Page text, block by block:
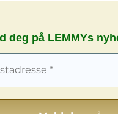
deg på LEMMYs